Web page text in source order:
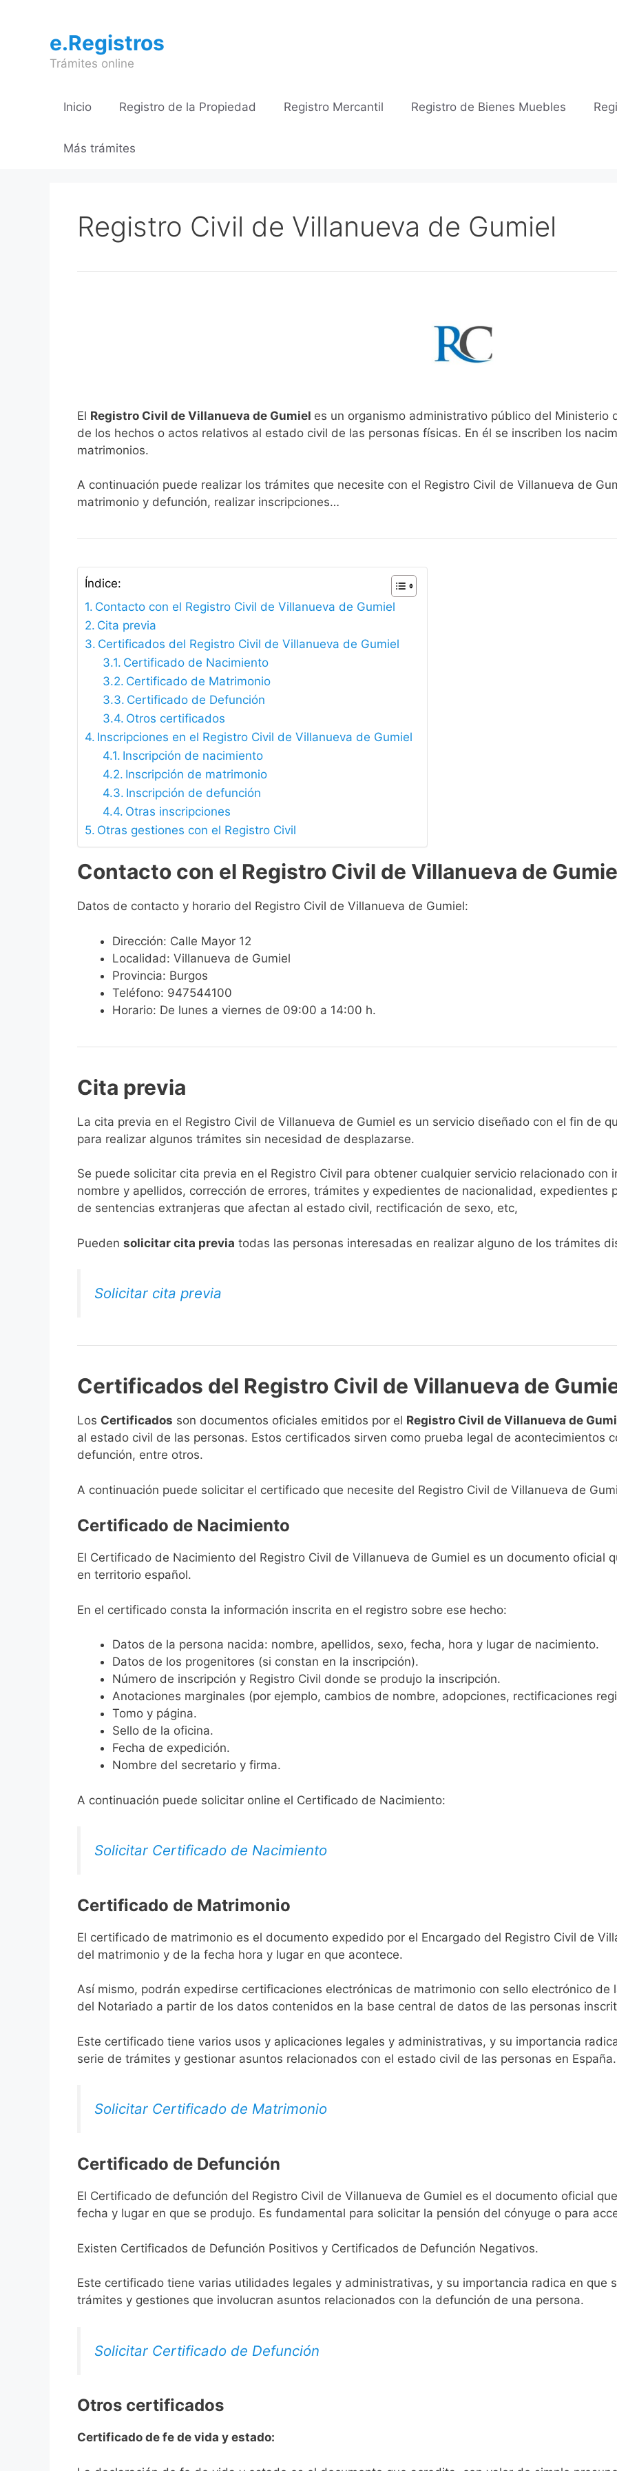
contenidoe.Registros
Trámites online
Inicio Registro de la Propiedad Registro Mercantil Registro de Bienes Muebles
Más trámites
Registro Civil de Villanueva de Gumiel
El Registro Civil de Villanueva de Gumiel es un organismo administrativo público del
de los hechos o actos relativos al estado civil de las personas físicas. En él se inscriben los
matrimonios.
A continuación puede realizar los trámites que necesite con el Registro Civil de Villanueva de
matrimonio y defunción, realizar inscripciones…
Índice:
Contacto con el Registro Civil de Villanueva de Gumiel
Cita previa
Certificados del Registro Civil de Villanueva de Gumiel
Certificado de Nacimiento
Certificado de Matrimonio
Certificado de Defunción
Otros certificados
Inscripciones en el Registro Civil de Villanueva de Gumiel
Inscripción de nacimiento
Inscripción de matrimonio
Inscripción de defunción
Otras inscripciones
Otras gestiones con el Registro Civil
Contacto con el Registro Civil de Villanueva de
Datos de contacto y horario del Registro Civil de Villanueva de Gumiel:
Dirección: Calle Mayor 12
Localidad: Villanueva de Gumiel
Provincia: Burgos
Teléfono: 947544100
Horario: De lunes a viernes de 09:00 a 14:00 h.
Cita previa
​​​​​​​​​​​​​​​​​​​​​​​​​​​​La cita previa en el Registro Civil de Villanueva de Gumiel es un servicio diseñado con el fin de
para realizar algunos trámites sin necesidad de desplazarse.​
Se puede solicitar cita previa en el Registro Civil para obtener cualquier servicio relacionado
nombre y apellidos, corrección de errores, trámites y expedientes de nacionalidad, expedientes
de sentencias extranjeras que afectan al estado civil, rectificación de sexo, etc,
​Pueden solicitar cita previa todas las personas interesadas en realizar alguno de los trámites
Solicitar cita previa
Certificados del Registro Civil de Villanueva de
Los Certificados son documentos oficiales emitidos por el Registro Civil de Villanueva de
al estado civil de las personas. Estos certificados sirven como prueba legal de acontecimientos
defunción, entre otros.
A continuación puede solicitar el certificado que necesite del Registro Civil de Villanueva de
Certificado de Nacimiento
El Certificado de Nacimiento del Registro Civil de Villanueva de Gumiel es un documento oficial
en territorio español.
En el certificado consta la información inscrita en el registro sobre ese hecho:
Datos de la persona nacida: nombre, apellidos, sexo, fecha, hora y lugar de nacimiento.
Datos de los progenitores (si constan en la inscripción).
Número de inscripción y Registro Civil donde se produjo la inscripción.
Anotaciones marginales (por ejemplo, cambios de nombre, adopciones, rectificaciones
Tomo y página.
Sello de la oficina.
Fecha de expedición.
Nombre del secretario y firma.
A continuación puede solicitar online el Certificado de Nacimiento:
Solicitar Certificado de Nacimiento
Certificado de Matrimonio
El certificado de matrimonio es el documento expedido por el Encargado del Registro Civil de
del matrimonio y de la fecha hora y lugar en que acontece.
Así mismo, podrán expedirse certificaciones electrónicas de matrimonio con sello electrónico
del Notariado a partir de los datos contenidos en la base central de datos de las personas
Este certificado tiene varios usos y aplicaciones legales y administrativas, y su importancia
serie de trámites y gestionar asuntos relacionados con el estado civil de las personas en España.
Solicitar Certificado de Matrimonio
Certificado de Defunción
El Certificado de defunción del Registro Civil de Villanueva de Gumiel es el documento oficial
fecha y lugar en que se produjo. Es fundamental para solicitar la pensión del cónyuge o para
Existen Certificados de Defunción Positivos y Certificados de Defunción Negativos.
Este certificado tiene varias utilidades legales y administrativas, y su importancia radica en que
trámites y gestiones que involucran asuntos relacionados con la defunción de una persona.
Solicitar Certificado de Defunción
Otros certificados
Certificado de fe de vida y estado: